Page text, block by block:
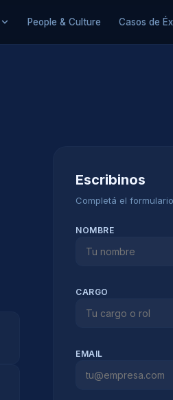
People & Culture Casos de
Escribinos
Completá el
NOMBRE
CARGO
EMAIL